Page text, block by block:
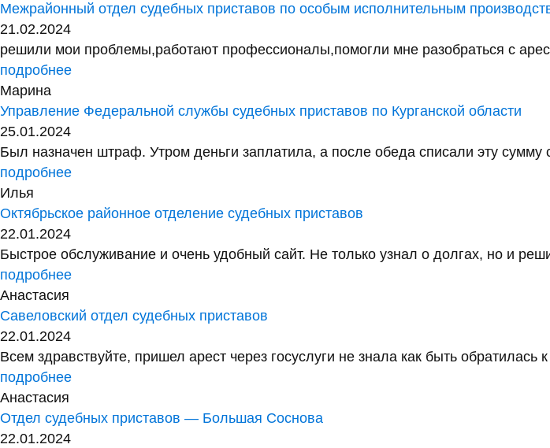
Межрайонный отдел судебных приставов по особым исполнительным
21.02.2024
решили мои проблемы,работают профессионалы,помогли мне разобраться с
подробнее
Марина
Управление Федеральной службы судебных приставов по Курганской области
25.01.2024
Был назначен штраф. Утром деньги заплатила, а после обеда списали эту сумму
подробнее
Илья
Октябрьское районное отделение судебных приставов
22.01.2024
Быстрое обслуживание и очень удобный сайт. Не только узнал о долгах, но и
подробнее
Анастасия
Савеловский отдел судебных приставов
22.01.2024
Всем здравствуйте, пришел арест через госуслуги не знала как быть обратилась
подробнее
Анастасия
Отдел судебных приставов — Большая Соснова
22.01.2024